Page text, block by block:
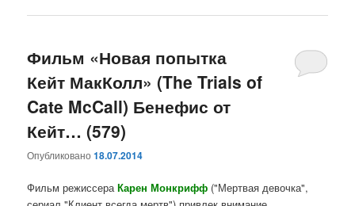
Фильм «Новая попытка
Кейт МакКолл» (The Trials of
Cate McCall) Бенефис от
Кейт… (579)
Опубликовано18.07.2014
Фильм режиссераКарен Монкрифф ("Мертвая девочка",